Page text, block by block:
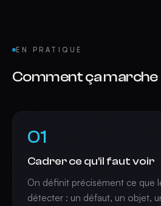
EN PRATIQUE
Comment ça marche
01
Cadrer ce qu'il faut voir
On définit précisément ce que
détecter : un défaut, un objet,